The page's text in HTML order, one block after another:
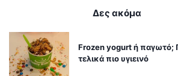
Δες ακόμα
Frozen yogurt ή παγωτό;
τελικά πιο υγιεινό